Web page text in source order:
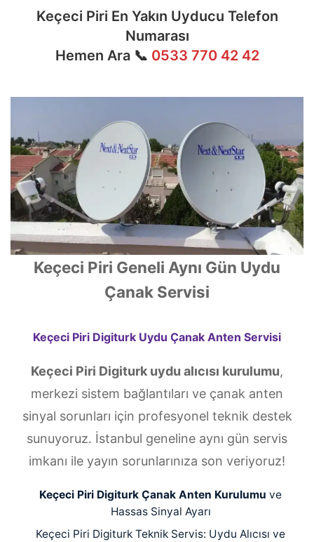
Keçeci Piri En Yakın Uyducu Telefon
Numarası
Hemen Ara 📞 0533 770 42 42
Keçeci Piri Geneli Aynı Gün Uydu
Çanak Servisi
Keçeci Piri Digiturk Uydu Çanak Anten Servisi
Keçeci Piri Digiturk uydu alıcısı kurulumu,
merkezi sistem bağlantıları ve çanak anten
sinyal sorunları için profesyonel teknik destek
sunuyoruz. İstanbul geneline aynı gün servis
imkanı ile yayın sorunlarınıza son veriyoruz!
Keçeci Piri Digiturk Çanak Anten Kurulumu ve
Hassas Sinyal Ayarı
Keçeci Piri Digiturk Teknik Servis: Uydu Alıcısı ve